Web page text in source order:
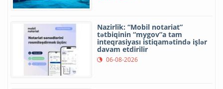
Nazirlik: “Mobil notariat”
tətbiqinin “mygov”a tam
inteqrasiyası istiqamətində işlər
davam etdirilir
06-08-2026